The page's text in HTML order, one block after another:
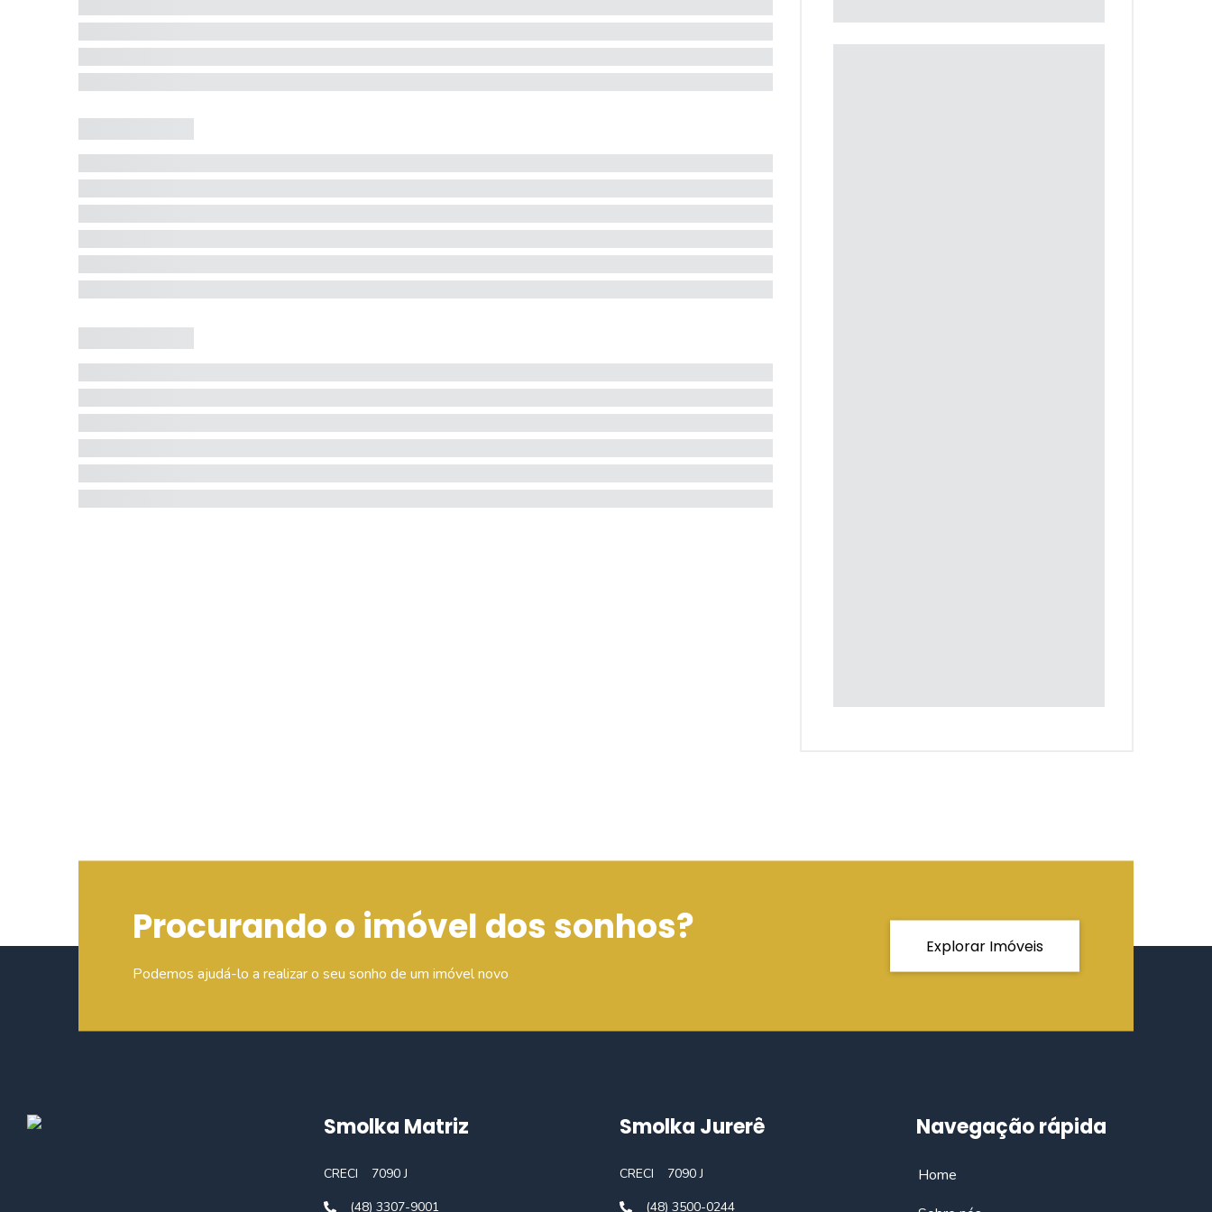
Procurando o imóvel dos sonhos?
Podemos ajudá-lo a realizar o seu sonho de um imóvel novo
Explorar Imóveis
Smolka Matriz
CRECI
7090 J
(48) 3307-9001
Smolka Jurerê
CRECI
7090 J
(48) 3500-0244
Navegação rápida
Home